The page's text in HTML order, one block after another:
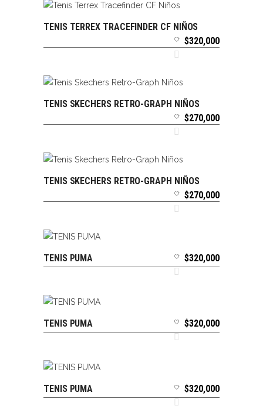
SELECCIONAR OPCIONES
TENIS TERREX TRACEFINDER CF NIÑOS
$320,000
SELECCIONAR OPCIONES
TENIS SKECHERS RETRO-GRAPH NIÑOS
$270,000
SELECCIONAR OPCIONES
TENIS SKECHERS RETRO-GRAPH NIÑOS
$270,000
SELECCIONAR OPCIONES
TENIS PUMA $320,000
SELECCIONAR OPCIONES
TENIS PUMA $320,000
SELECCIONAR OPCIONES
TENIS PUMA $320,000